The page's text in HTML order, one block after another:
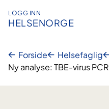
LOGG INN
HELSENORGE
Forside Helsefaglig
Ny analyse: TBE-virus PCR